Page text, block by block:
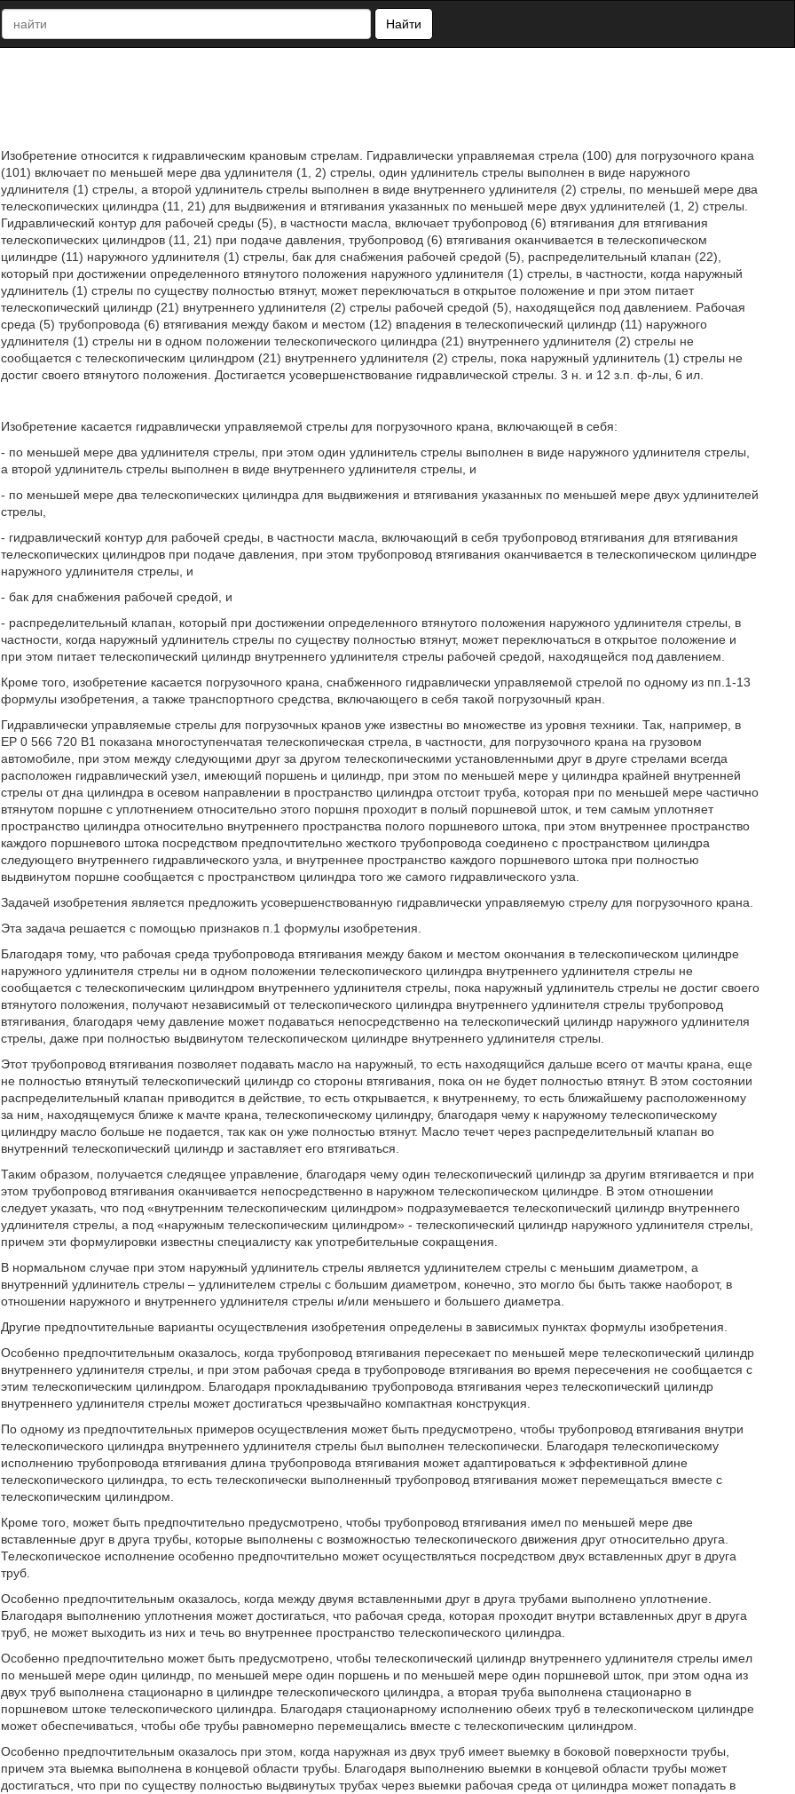
Найти
Изобретение относится к гидравлическим крановым стрелам. Гидравлически управляемая стрела (100) для погрузочного крана
(101) включает по меньшей мере два удлинителя (1, 2) стрелы, один удлинитель стрелы выполнен в виде наружного
удлинителя (1) стрелы, а второй удлинитель стрелы выполнен в виде внутреннего удлинителя (2) стрелы, по меньшей мере два
телескопических цилиндра (11, 21) для выдвижения и втягивания указанных по меньшей мере двух удлинителей (1, 2) стрелы.
Гидравлический контур для рабочей среды (5), в частности масла, включает трубопровод (6) втягивания для втягивания
телескопических цилиндров (11, 21) при подаче давления, трубопровод (6) втягивания оканчивается в телескопическом
цилиндре (11) наружного удлинителя (1) стрелы, бак для снабжения рабочей средой (5), распределительный клапан (22),
который при достижении определенного втянутого положения наружного удлинителя (1) стрелы, в частности, когда наружный
удлинитель (1) стрелы по существу полностью втянут, может переключаться в открытое положение и при этом питает
телескопический цилиндр (21) внутреннего удлинителя (2) стрелы рабочей средой (5), находящейся под давлением. Рабочая
среда (5) трубопровода (6) втягивания между баком и местом (12) впадения в телескопический цилиндр (11) наружного
удлинителя (1) стрелы ни в одном положении телескопического цилиндра (21) внутреннего удлинителя (2) стрелы не
сообщается с телескопическим цилиндром (21) внутреннего удлинителя (2) стрелы, пока наружный удлинитель (1) стрелы не
достиг своего втянутого положения. Достигается усовершенствование гидравлической стрелы. 3 н. и 12 з.п. ф-лы, 6 ил.
Изобретение касается гидравлически управляемой стрелы для погрузочного крана, включающей в себя:
- по меньшей мере два удлинителя стрелы, при этом один удлинитель стрелы выполнен в виде наружного удлинителя стрелы,
а второй удлинитель стрелы выполнен в виде внутреннего удлинителя стрелы, и
- по меньшей мере два телескопических цилиндра для выдвижения и втягивания указанных по меньшей мере двух удлинителей
стрелы,
- гидравлический контур для рабочей среды, в частности масла, включающий в себя трубопровод втягивания для втягивания
телескопических цилиндров при подаче давления, при этом трубопровод втягивания оканчивается в телескопическом цилиндре
наружного удлинителя стрелы, и
- бак для снабжения рабочей средой, и
- распределительный клапан, который при достижении определенного втянутого положения наружного удлинителя стрелы, в
частности, когда наружный удлинитель стрелы по существу полностью втянут, может переключаться в открытое положение и
при этом питает телескопический цилиндр внутреннего удлинителя стрелы рабочей средой, находящейся под давлением.
Кроме того, изобретение касается погрузочного крана, снабженного гидравлически управляемой стрелой по одному из пп.1-13
формулы изобретения, а также транспортного средства, включающего в себя такой погрузочный кран.
Гидравлически управляемые стрелы для погрузочных кранов уже известны во множестве из уровня техники. Так, например, в
EP 0 566 720 B1 показана многоступенчатая телескопическая стрела, в частности, для погрузочного крана на грузовом
автомобиле, при этом между следующими друг за другом телескопическими установленными друг в друге стрелами всегда
расположен гидравлический узел, имеющий поршень и цилиндр, при этом по меньшей мере у цилиндра крайней внутренней
стрелы от дна цилиндра в осевом направлении в пространство цилиндра отстоит труба, которая при по меньшей мере частично
втянутом поршне с уплотнением относительно этого поршня проходит в полый поршневой шток, и тем самым уплотняет
пространство цилиндра относительно внутреннего пространства полого поршневого штока, при этом внутреннее пространство
каждого поршневого штока посредством предпочтительно жесткого трубопровода соединено с пространством цилиндра
следующего внутреннего гидравлического узла, и внутреннее пространство каждого поршневого штока при полностью
выдвинутом поршне сообщается с пространством цилиндра того же самого гидравлического узла.
Задачей изобретения является предложить усовершенствованную гидравлически управляемую стрелу для погрузочного крана.
Эта задача решается с помощью признаков п.1 формулы изобретения.
Благодаря тому, что рабочая среда трубопровода втягивания между баком и местом окончания в телескопическом цилиндре
наружного удлинителя стрелы ни в одном положении телескопического цилиндра внутреннего удлинителя стрелы не
сообщается с телескопическим цилиндром внутреннего удлинителя стрелы, пока наружный удлинитель стрелы не достиг своего
втянутого положения, получают независимый от телескопического цилиндра внутреннего удлинителя стрелы трубопровод
втягивания, благодаря чему давление может подаваться непосредственно на телескопический цилиндр наружного удлинителя
стрелы, даже при полностью выдвинутом телескопическом цилиндре внутреннего удлинителя стрелы.
Этот трубопровод втягивания позволяет подавать масло на наружный, то есть находящийся дальше всего от мачты крана, еще
не полностью втянутый телескопический цилиндр со стороны втягивания, пока он не будет полностью втянут. В этом состоянии
распределительный клапан приводится в действие, то есть открывается, к внутреннему, то есть ближайшему расположенному
за ним, находящемуся ближе к мачте крана, телескопическому цилиндру, благодаря чему к наружному телескопическому
цилиндру масло больше не подается, так как он уже полностью втянут. Масло течет через распределительный клапан во
внутренний телескопический цилиндр и заставляет его втягиваться.
Таким образом, получается следящее управление, благодаря чему один телескопический цилиндр за другим втягивается и при
этом трубопровод втягивания оканчивается непосредственно в наружном телескопическом цилиндре. В этом отношении
следует указать, что под «внутренним телескопическим цилиндром» подразумевается телескопический цилиндр внутреннего
удлинителя стрелы, а под «наружным телескопическим цилиндром» - телескопический цилиндр наружного удлинителя стрелы,
причем эти формулировки известны специалисту как употребительные сокращения.
В нормальном случае при этом наружный удлинитель стрелы является удлинителем стрелы с меньшим диаметром, а
внутренний удлинитель стрелы – удлинителем стрелы с большим диаметром, конечно, это могло бы быть также наоборот, в
отношении наружного и внутреннего удлинителя стрелы и/или меньшего и большего диаметра.
Другие предпочтительные варианты осуществления изобретения определены в зависимых пунктах формулы изобретения.
Особенно предпочтительным оказалось, когда трубопровод втягивания пересекает по меньшей мере телескопический цилиндр
внутреннего удлинителя стрелы, и при этом рабочая среда в трубопроводе втягивания во время пересечения не сообщается с
этим телескопическим цилиндром. Благодаря прокладыванию трубопровода втягивания через телескопический цилиндр
внутреннего удлинителя стрелы может достигаться чрезвычайно компактная конструкция.
По одному из предпочтительных примеров осуществления может быть предусмотрено, чтобы трубопровод втягивания внутри
телескопического цилиндра внутреннего удлинителя стрелы был выполнен телескопически. Благодаря телескопическому
исполнению трубопровода втягивания длина трубопровода втягивания может адаптироваться к эффективной длине
телескопического цилиндра, то есть телескопически выполненный трубопровод втягивания может перемещаться вместе с
телескопическим цилиндром.
Кроме того, может быть предпочтительно предусмотрено, чтобы трубопровод втягивания имел по меньшей мере две
вставленные друг в друга трубы, которые выполнены с возможностью телескопического движения друг относительно друга.
Телескопическое исполнение особенно предпочтительно может осуществляться посредством двух вставленных друг в друга
труб.
Особенно предпочтительным оказалось, когда между двумя вставленными друг в друга трубами выполнено уплотнение.
Благодаря выполнению уплотнения может достигаться, что рабочая среда, которая проходит внутри вставленных друг в друга
труб, не может выходить из них и течь во внутреннее пространство телескопического цилиндра.
Особенно предпочтительно может быть предусмотрено, чтобы телескопический цилиндр внутреннего удлинителя стрелы имел
по меньшей мере один цилиндр, по меньшей мере один поршень и по меньшей мере один поршневой шток, при этом одна из
двух труб выполнена стационарно в цилиндре телескопического цилиндра, а вторая труба выполнена стационарно в
поршневом штоке телескопического цилиндра. Благодаря стационарному исполнению обеих труб в телескопическом цилиндре
может обеспечиваться, чтобы обе трубы равномерно перемещались вместе с телескопическим цилиндром.
Особенно предпочтительным оказалось при этом, когда наружная из двух труб имеет выемку в боковой поверхности трубы,
причем эта выемка выполнена в концевой области трубы. Благодаря выполнению выемки в концевой области трубы может
достигаться, что при по существу полностью выдвинутых трубах через выемки рабочая среда от цилиндра может попадать в